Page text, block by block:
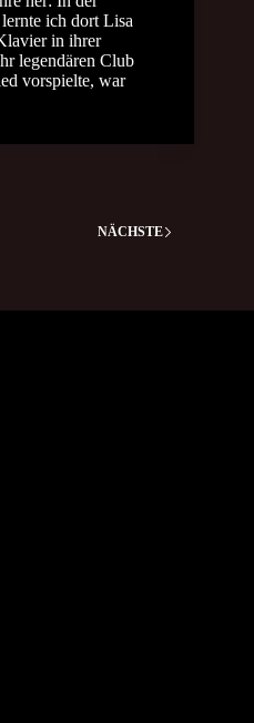
ich dort Lisa
in ihrer
legendären Club
vorspielte, war
NÄCHSTE